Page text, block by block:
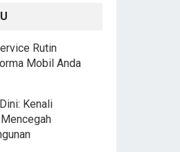
Rutin
Mobil Anda
Kenali